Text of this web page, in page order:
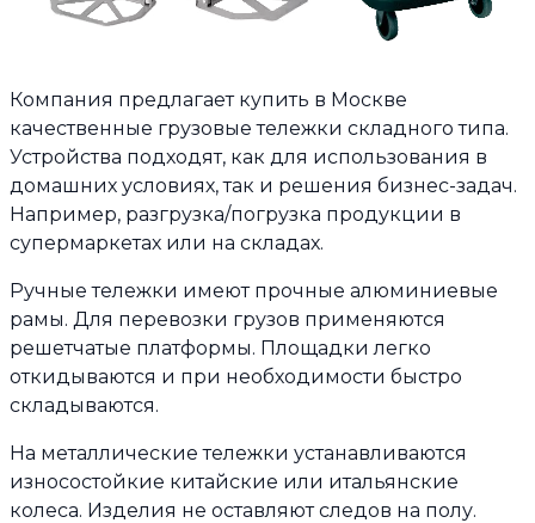
Компания предлагает купить в Москве
качественные грузовые тележки складного типа.
Устройства подходят, как для использования в
домашних условиях, так и решения бизнес-задач.
Например, разгрузка/погрузка продукции в
супермаркетах или на складах.
Ручные тележки имеют прочные алюминиевые
рамы. Для перевозки грузов применяются
решетчатые платформы. Площадки легко
откидываются и при необходимости быстро
складываются.
На металлические тележки устанавливаются
износостойкие китайские или итальянские
колеса. Изделия не оставляют следов на полу.